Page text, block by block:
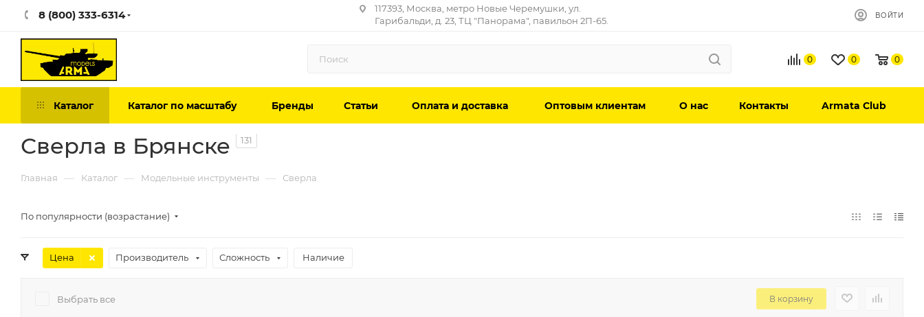
8 (800) 333-6314
117393, Москва, метро Новые Черемушки, ул.
Гарибальди, д. 23, ТЦ "Панорама", павильон 2П-65.
ВОЙТИ
0 0 0
Каталог Каталог по масштабу Бренды Статьи Оплата и доставка Оптовым клиентам О нас Контакты Armata Club
Сверла в Брянске 131
Главная — Каталог — Модельные инструменты — Сверла
По популярности (возрастание)
Цена Производитель Сложность Наличие
Выбрать все В корзину